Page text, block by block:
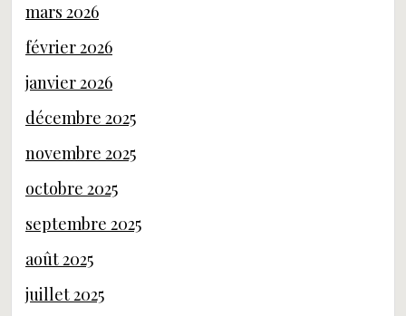
mars 2026
février 2026
janvier 2026
décembre 2025
novembre 2025
octobre 2025
septembre 2025
août 2025
juillet 2025